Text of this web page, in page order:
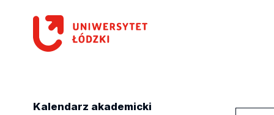
Kalendarz akademicki